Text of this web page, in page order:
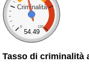
Criminalità
0 120
54.49
Tasso di criminalità
Indice del Costo della
ad Aqaba
Indice del Prezzo
Indice della qualità
Criminalità
Indice del Tasso di